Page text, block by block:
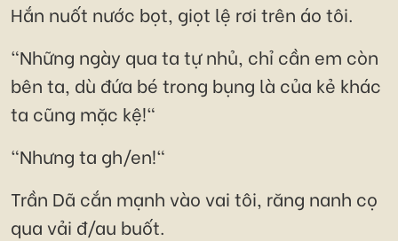
Hắn nuốt nước bọt, giọt lệ rơi trên áo tôi.
"Những ngày qua ta tự nhủ, chỉ cần em còn
bên ta, dù đứa bé trong bụng là của kẻ khác
ta cũng mặc kệ!"
"Nhưng ta gh/en!"
Trần Dã cắn mạnh vào vai tôi, răng nanh cọ
qua vải đ/au buốt.